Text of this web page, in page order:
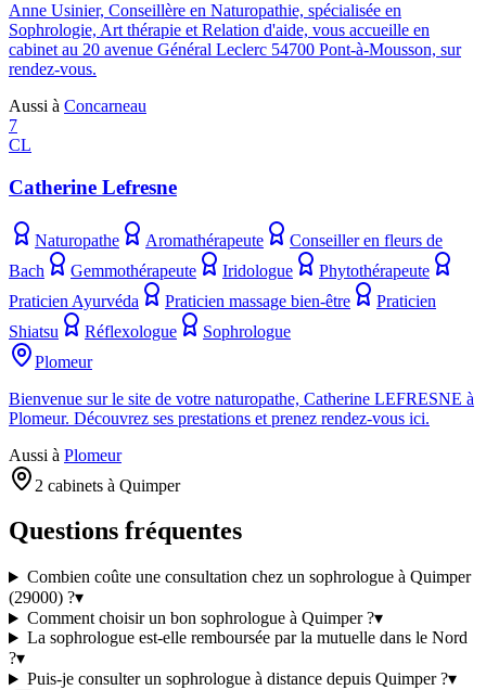
Anne Usinier, Conseillère en Naturopathie, spécialisée en
Sophrologie, Art thérapie et Relation d'aide, vous accueille en
cabinet au 20 avenue Général Leclerc 54700 Pont-à-Mousson, sur
rendez-vous.
Aussi à Concarneau
7
CL
Catherine Lefresne
Naturopathe Aromathérapeute
Conseiller en fleurs de
Bach
Gemmothérapeute Iridologue
Phytothérapeute
Praticien Ayurvéda
Praticien massage bien-être
Praticien
Shiatsu
Réflexologue
Sophrologue
Plomeur
Bienvenue sur le site de votre naturopathe, Catherine LEFRESNE à
Plomeur. Découvrez ses prestations et prenez rendez-vous ici.
Aussi à Plomeur
2 cabinets à Quimper
Questions fréquentes
Combien coûte une consultation chez un sophrologue à Quimper
(29000) ?▾
Comment choisir un bon sophrologue à Quimper ?▾
La sophrologue est-elle remboursée par la mutuelle dans le Nord
?▾
Puis-je consulter un sophrologue à distance depuis Quimper ?▾